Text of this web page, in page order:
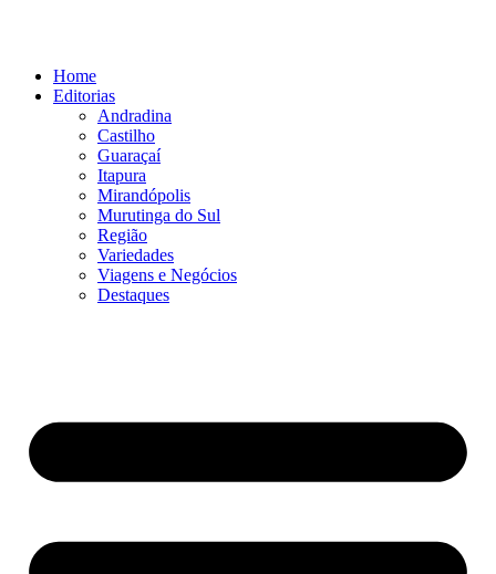
conteúdoHome
Editorias
Andradina
Castilho
Guaraçaí
Itapura
Mirandópolis
Murutinga do Sul
Região
Variedades
Viagens e Negócios
Destaques